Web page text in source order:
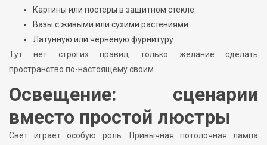
Картины или постеры в защитном стекле.
Вазы с живыми или сухими растениями.
Латунную или чернёную фурнитуру.
Тут нет строгих правил, только желание сделать
пространство по-настоящему своим.
Освещение: сценарии
вместо простой люстры
Свет играет особую роль. Привычная потолочная лампа